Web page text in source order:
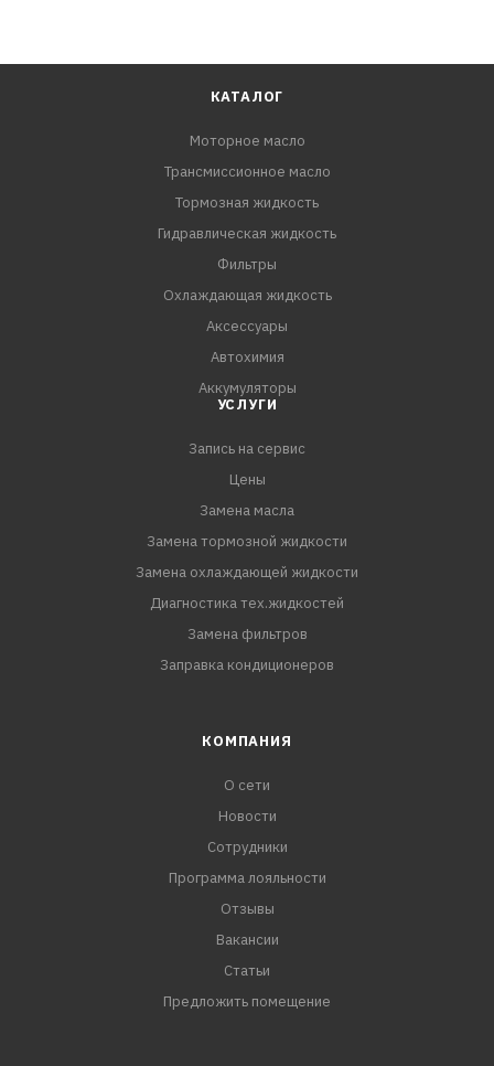
КАТАЛОГ
Моторное масло
Трансмиссионное масло
Тормозная жидкость
Гидравлическая жидкость
Фильтры
Охлаждающая жидкость
Аксессуары
Автохимия
Аккумуляторы
УСЛУГИ
Запись на сервис
Цены
Замена масла
Замена тормозной жидкости
Замена охлаждающей жидкости
Диагностика тех.жидкостей
Замена фильтров
Заправка кондиционеров
КОМПАНИЯ
О сети
Новости
Сотрудники
Программа лояльности
Отзывы
Вакансии
Статьи
Предложить помещение